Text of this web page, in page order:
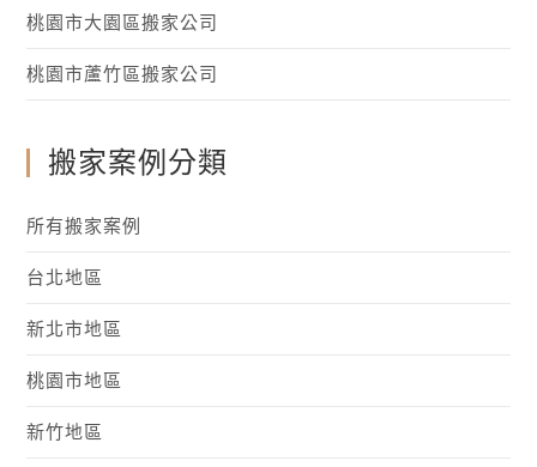
桃園市大園區搬家公司
桃園市蘆竹區搬家公司
搬家案例分類
所有搬家案例
台北地區
新北市地區
桃園市地區
新竹地區